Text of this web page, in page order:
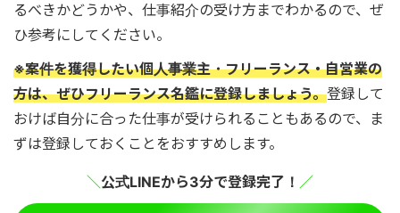
るべきかどうかや、仕事紹介の受け方までわかるので、ぜ
ひ参考にしてください。
※案件を獲得したい個人事業主・フリーランス・自営業の
方は、ぜひフリーランス名鑑に登録しましょう。登録して
おけば自分に合った仕事が受けられることもあるので、ま
ずは登録しておくことをおすすめします。
＼公式LINEから3分で登録完了！ ／